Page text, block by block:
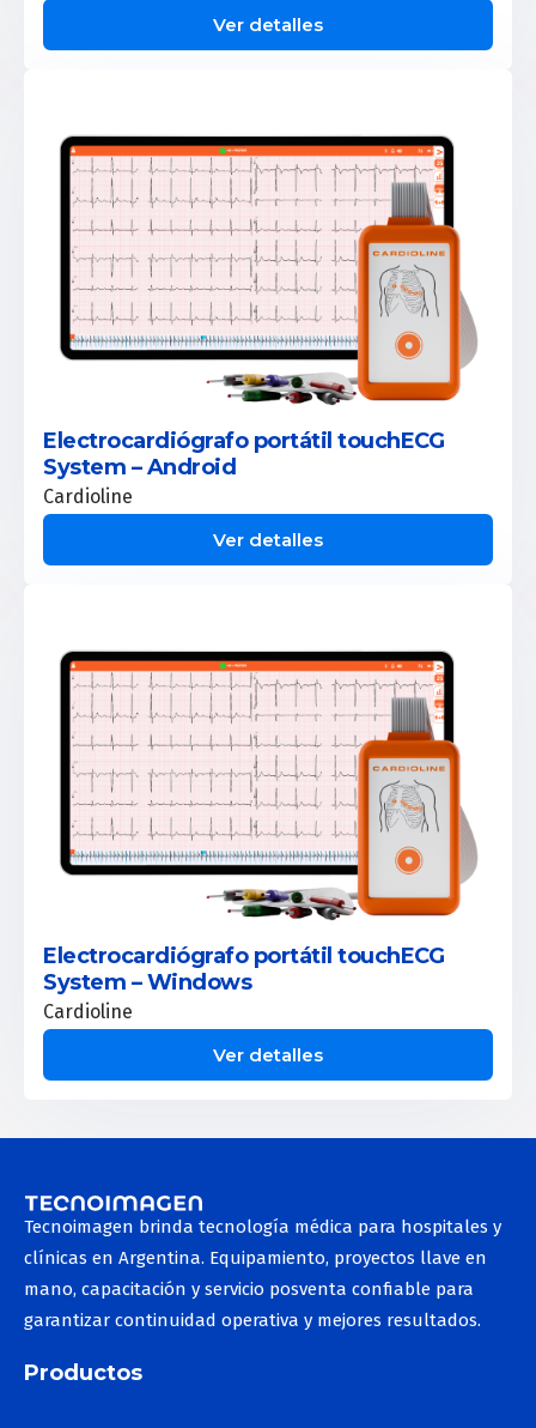
Ver detalles
Electrocardiógrafo portátil touchECG
System – Android
Cardioline
Ver detalles
Electrocardiógrafo portátil touchECG
System – Windows
Cardioline
Ver detalles
Tecnoimagen brinda tecnología médica para hospitales y
clínicas en Argentina. Equipamiento, proyectos llave en
mano, capacitación y servicio posventa confiable para
garantizar continuidad operativa y mejores resultados.
Productos